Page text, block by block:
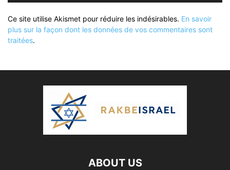
Ce site utilise Akismet pour réduire les indésirables. En savoir
plus sur la façon dont les données de vos commentaires sont
traitées.
ABOUT US